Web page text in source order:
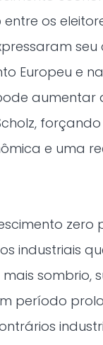
os
Europeu e
aumentar
e uma
zero
industriais
sombrio,
período